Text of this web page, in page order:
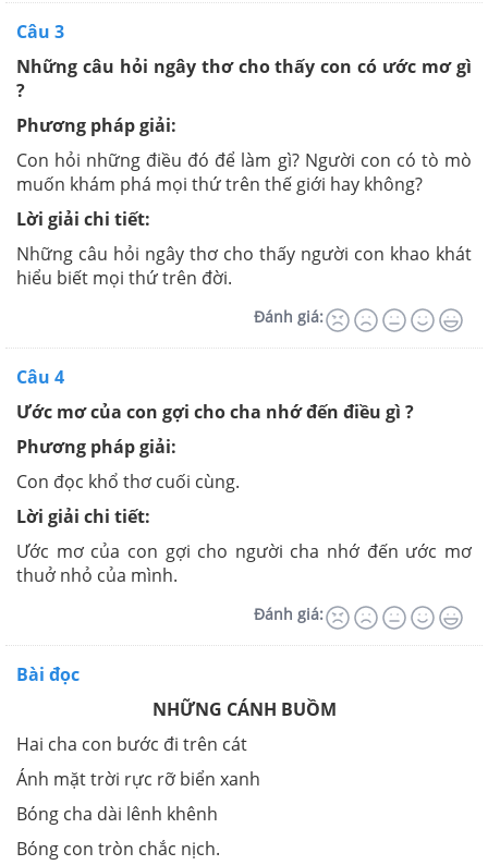
Câu 3
Những câu hỏi ngây thơ cho thấy con có ước mơ gì
?
Phương pháp giải:
Con hỏi những điều đó để làm gì? Người con có tò mò
muốn khám phá mọi thứ trên thế giới hay không?
Lời giải chi tiết:
Những câu hỏi ngây thơ cho thấy người con khao khát
hiểu biết mọi thứ trên đời.
Đánh giá:
Câu 4
Ước mơ của con gợi cho cha nhớ đến điều gì ?
Phương pháp giải:
Con đọc khổ thơ cuối cùng.
Lời giải chi tiết:
Ước mơ của con gợi cho người cha nhớ đến ước mơ
thuở nhỏ của mình.
Đánh giá:
Bài đọc
NHỮNG CÁNH BUỒM
Hai cha con bước đi trên cát
Ánh mặt trời rực rỡ biển xanh
Bóng cha dài lênh khênh
Bóng con tròn chắc nịch.